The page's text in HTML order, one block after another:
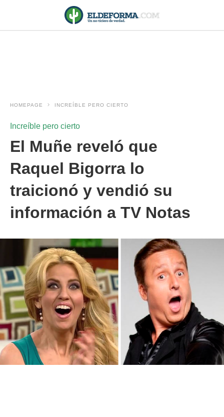
HOMEPAGE INCREÍBLE PERO CIERTO
Increíble pero cierto
El Muñe reveló que
Raquel Bigorra lo
traicionó y vendió su
información a TV Notas